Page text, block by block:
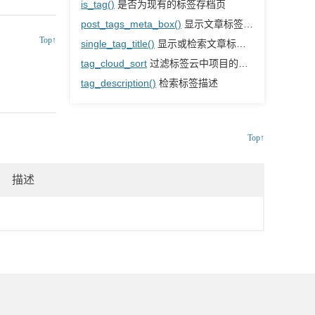
is_tag() 是否为现有的标签存档页
post_tags_meta_box() 显示文章标签表单字段
single_tag_title() 显示或检索文章标签存档的页面标题
tag_cloud_sort 过滤标签云中项目的排序方式
tag_description() 检索标签描述
Top↑
Top↑
描述